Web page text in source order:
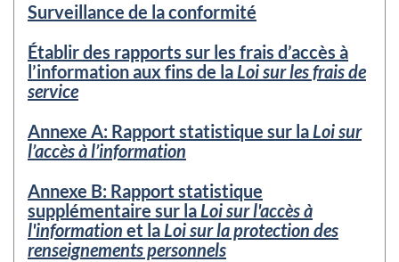
Surveillance de la conformité
Établir des rapports sur les frais d’accès à
l’information aux fins de laLoi sur les frais de
service
Annexe A: Rapport statistique sur laLoi sur
l’accès à l’information
Annexe B: Rapport statistique
supplémentaire sur laLoi sur l'accès à
l'information et laLoi sur la protection des
renseignements personnels